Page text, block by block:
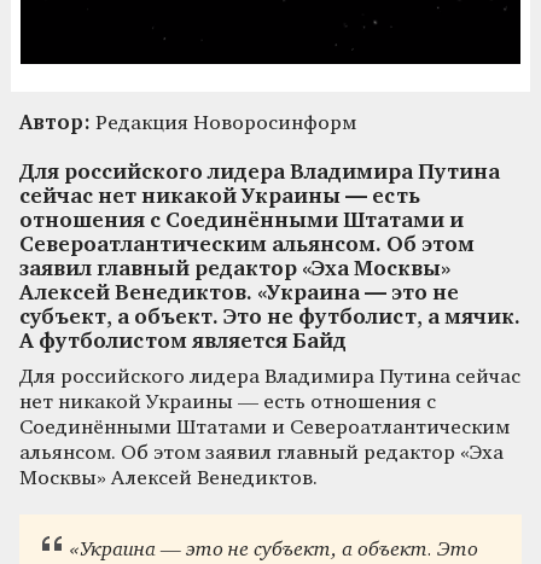
Автор: Редакция Новоросинформ
Для российского лидера Владимира Путина
сейчас нет никакой Украины — есть
отношения с Соединёнными Штатами и
Североатлантическим альянсом. Об этом
заявил главный редактор «Эха Москвы»
Алексей Венедиктов. «Украина — это не
субъект, а объект. Это не футболист, а мячик.
А футболистом является Байд
Для российского лидера Владимира Путина сейчас
нет никакой Украины — есть отношения с
Соединёнными Штатами и Североатлантическим
альянсом. Об этом заявил главный редактор «Эха
Москвы» Алексей Венедиктов.
«Украина — это не субъект, а объект. Это